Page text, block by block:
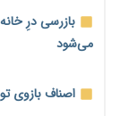
کاهش می‌یابد
بازرسی درِ
می‌شود
اصناف بازوی